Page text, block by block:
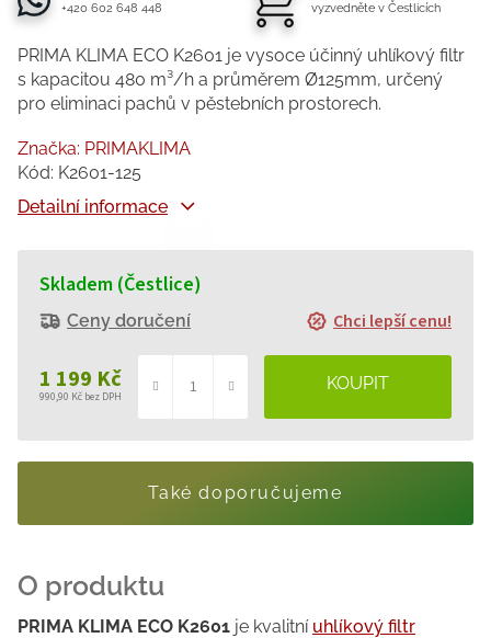
+420 602 648 448
vyzvedněte v Čestlicích
1 199 Kč
990,90 Kč bez DPH
cena:
Skladem (Čestlice)
Ceny doručení Chci lepší cenu!
PRIMA KLIMA ECO K2601 je vysoce účinný uhlíkový filtr
s kapacitou 480 m³/h a průměrem Ø125mm, určený
pro eliminaci pachů v pěstebních prostorech.
Detailní informace
Značka: PRIMAKLIMA
Kód: K2601-125
Také doporučujeme
PRIMA KLIMA ECO K2601 je kvalitní uhlíkový filtr